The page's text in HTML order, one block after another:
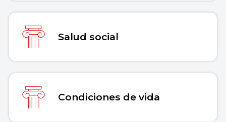
Salud social
Condiciones de vida